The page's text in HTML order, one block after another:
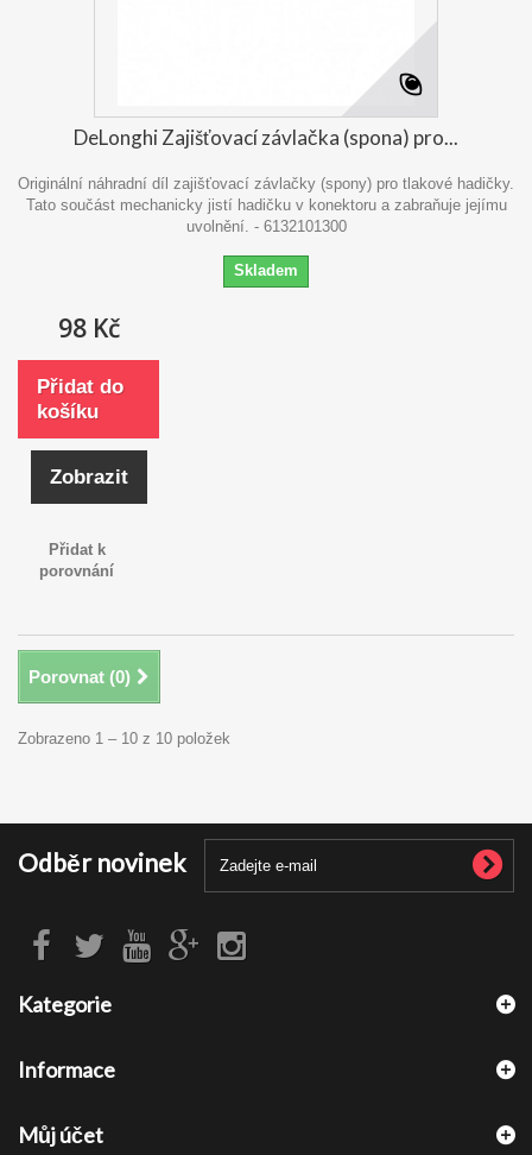
DeLonghi Zajišťovací závlačka (spona) pro...
Originální náhradní díl zajišťovací závlačky (spony) pro tlakové hadičky.
Tato součást mechanicky jistí hadičku v konektoru a zabraňuje jejímu
uvolnění. - 6132101300
Skladem
98 Kč
Přidat do
košíku
Zobrazit
Přidat k
porovnání
Porovnat (0)
Zobrazeno 1 – 10 z 10 položek
Odběr novinek
Kategorie
Informace
Můj účet